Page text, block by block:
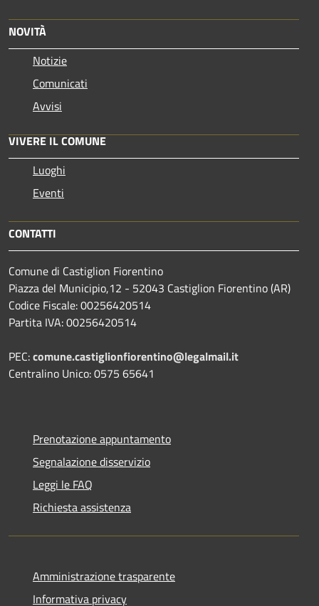
NOVITÀ
Notizie
Comunicati
Avvisi
VIVERE IL COMUNE
Luoghi
Eventi
CONTATTI
Comune di Castiglion Fiorentino
Piazza del Municipio,12 - 52043 Castiglion Fiorentino (AR)
Codice Fiscale: 00256420514
Partita IVA: 00256420514
PEC:comune.castiglionfiorentino@legalmail.it
Centralino Unico: 0575 65641
Prenotazione appuntamento
Segnalazione disservizio
Leggi le FAQ
Richiesta assistenza
Amministrazione trasparente
Informativa privacy